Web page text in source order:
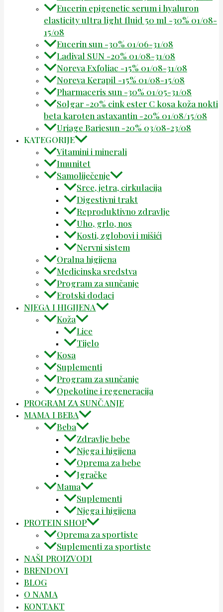
Eucerin epigenetic serum i hyaluron
elasticity ultra light fluid 50 ml -30% 01/08-
15/08
Eucerin sun -30% 01/06-31/08
Ladival SUN -20% 01/08-31/08
Noreva Exfoliac -15% 01/08-31/08
Noreva Kerapil -15% 01/08-15/08
Pharmaceris sun -30% 01/05-31/08
Solgar -20% cink ester C kosa koža nokti
beta karoten astaxantin -20% 01/08/15/08
Uriage Bariesun -20% 03/08-23/08
KATEGORIJE
Vitamini i minerali
Imunitet
Samoliječenje
Srce, jetra, cirkulacija
Digestivni trakt
Reproduktivno zdravlje
Uho, grlo, nos
Kosti, zglobovi i mišići
Nervni sistem
Oralna higijena
Medicinska sredstva
Program za sunčanje
Erotski dodaci
NJEGA I HIGIJENA
Koža
Lice
Tijelo
Kosa
Suplementi
Program za sunčanje
Opekotine i regeneracija
PROGRAM ZA SUNČANJE
MAMA I BEBA
Beba
Zdravlje bebe
Njega i higijena
Oprema za bebe
Igračke
Mama
Suplementi
Njega i higijena
PROTEIN SHOP
Oprema za sportiste
Suplementi za sportiste
NAŠI PROIZVODI
BRENDOVI
BLOG
O NAMA
KONTAKT